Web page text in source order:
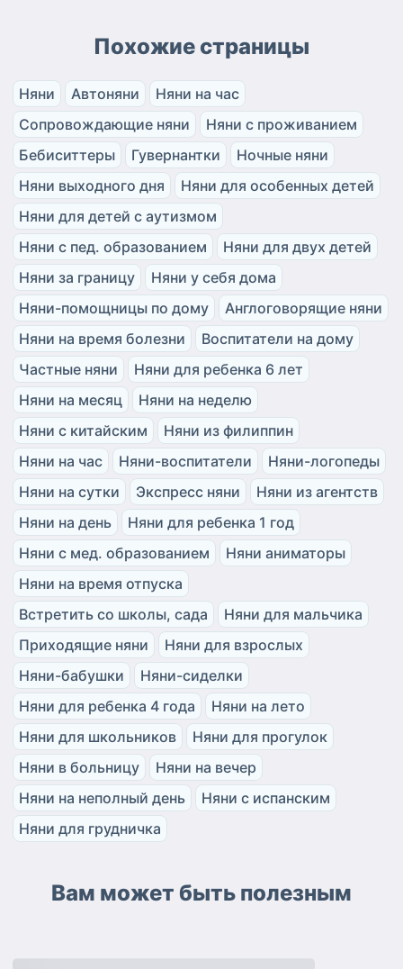
Похожие страницы
Няни Автоняни
Няни на час
Сопровождающие няни
Няни с проживанием
Бебиситтеры
Гувернантки
Ночные няни
Няни выходного дня
Няни для особенных детей
Няни для детей с аутизмом
Няни с пед. образованием
Няни для двух детей
Няни за границу
Няни у себя дома
Няни-помощницы по дому
Англоговорящие няни
Няни на время болезни
Воспитатели на дому
Частные няни
Няни для ребенка 6 лет
Няни на месяц
Няни на неделю
Няни с китайским
Няни из филиппин
Няни на час
Няни-воспитатели
Няни-логопеды
Няни на сутки
Экспресс няни
Няни из агентств
Няни на день
Няни для ребенка 1 год
Няни с мед. образованием
Няни аниматоры
Няни на время отпуска
Встретить со школы, сада
Няни для мальчика
Приходящие няни
Няни для взрослых
Няни-бабушки
Няни-сиделки
Няни для ребенка 4 года
Няни на лето
Няни для школьников
Няни для прогулок
Няни в больницу
Няни на вечер
Няни на неполный день
Няни с испанским
Няни для грудничка
Вам может быть полезным